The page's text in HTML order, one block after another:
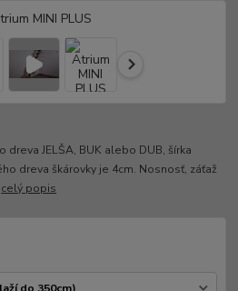
JELŠA, BUK alebo DUB, šírka
dreva škárovky je 4cm. Nosnosť, záťaž
celý popis